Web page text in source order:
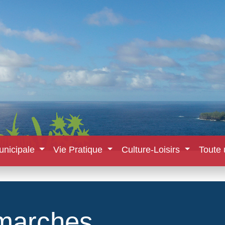
Vie Pratique Culture-Loisirs Toute